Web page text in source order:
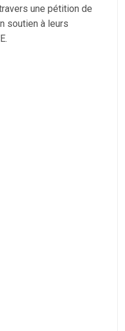
une pétition de
soutien à leurs